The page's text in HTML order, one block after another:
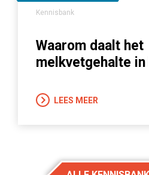
Kennisbank
Waarom daalt het
melkvetgehalte
LEES MEER